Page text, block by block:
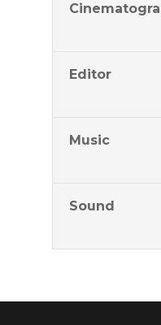
Editor
Music
Sound